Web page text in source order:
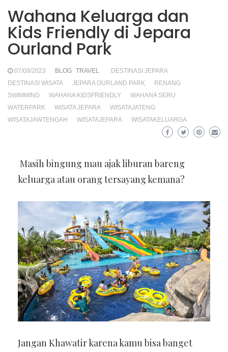
Wahana Keluarga dan
Kids Friendly di Jepara
Ourland Park
07/09/2023 BLOG TRAVEL
DESTINASI JEPARA
DESTINASI WISATA
JEPARA OURLAND PARK
RENANG
SWIMMING
WAHANA KIDSFRIENDLY
WAHANA SERU
WATERPARK
WISATA JEPARA
WISATAJATENG
WISATAJAWTENGAH
WISATAJEPARA WISATAKELUARGA
Masih bingung mau ajak liburan bareng
keluarga atau orang tersayang kemana?
Jangan Khawatir karena kamu bisa banget